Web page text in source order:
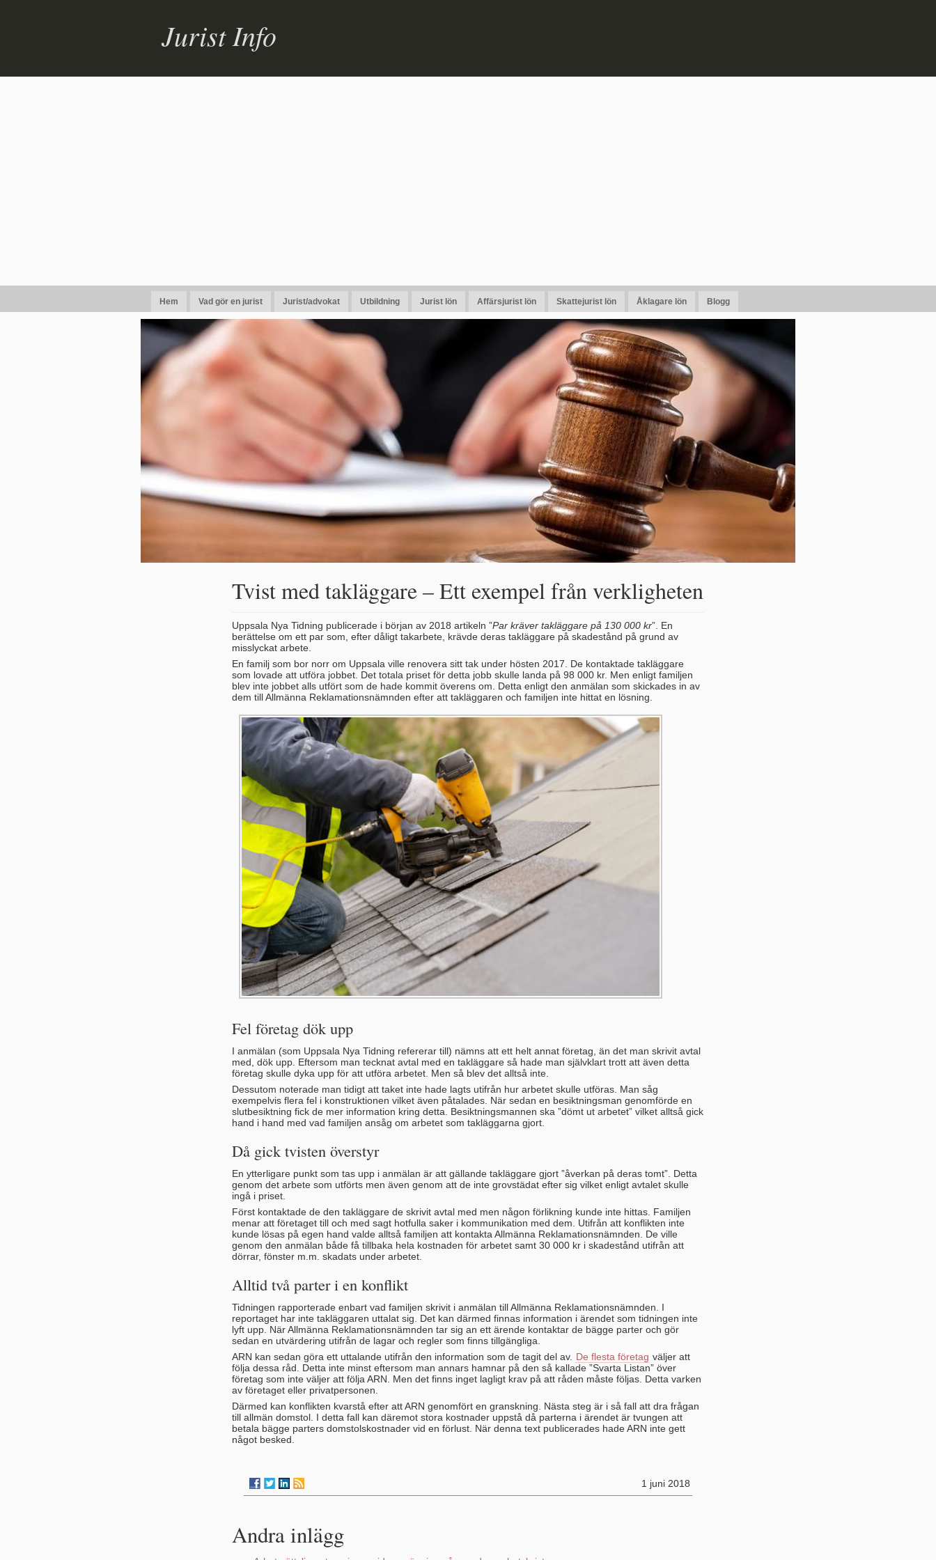
Jurist Info
Hem Vad gör en jurist Jurist/advokat Utbildning Jurist lön Affärsjurist lön Skattejurist lön Åklagare lön Blogg
Tvist med takläggare – Ett exempel från verkligheten
Uppsala Nya Tidning publicerade i början av 2018 artikeln ”Par kräver takläggare på 130 000 kr”. En
berättelse om ett par som, efter dåligt takarbete, krävde deras takläggare på skadestånd på grund av
misslyckat arbete.
En familj som bor norr om Uppsala ville renovera sitt tak under hösten 2017. De kontaktade takläggare
som lovade att utföra jobbet. Det totala priset för detta jobb skulle landa på 98 000 kr. Men enligt familjen
blev inte jobbet alls utfört som de hade kommit överens om. Detta enligt den anmälan som skickades in av
dem till Allmänna Reklamationsnämnden efter att takläggaren och familjen inte hittat en lösning.
Fel företag dök upp
I anmälan (som Uppsala Nya Tidning refererar till) nämns att ett helt annat företag, än det man skrivit avtal
med, dök upp. Eftersom man tecknat avtal med en takläggare så hade man självklart trott att även detta
företag skulle dyka upp för att utföra arbetet. Men så blev det alltså inte.
Dessutom noterade man tidigt att taket inte hade lagts utifrån hur arbetet skulle utföras. Man såg
exempelvis flera fel i konstruktionen vilket även påtalades. När sedan en besiktningsman genomförde en
slutbesiktning fick de mer information kring detta. Besiktningsmannen ska ”dömt ut arbetet” vilket alltså gick
hand i hand med vad familjen ansåg om arbetet som takläggarna gjort.
Då gick tvisten överstyr
En ytterligare punkt som tas upp i anmälan är att gällande takläggare gjort ”åverkan på deras tomt”. Detta
genom det arbete som utförts men även genom att de inte grovstädat efter sig vilket enligt avtalet skulle
ingå i priset.
Först kontaktade de den takläggare de skrivit avtal med men någon förlikning kunde inte hittas. Familjen
menar att företaget till och med sagt hotfulla saker i kommunikation med dem. Utifrån att konflikten inte
kunde lösas på egen hand valde alltså familjen att kontakta Allmänna Reklamationsnämnden. De ville
genom den anmälan både få tillbaka hela kostnaden för arbetet samt 30 000 kr i skadestånd utifrån att
dörrar, fönster m.m. skadats under arbetet.
Alltid två parter i en konflikt
Tidningen rapporterade enbart vad familjen skrivit i anmälan till Allmänna Reklamationsnämnden. I
reportaget har inte takläggaren uttalat sig. Det kan därmed finnas information i ärendet som tidningen inte
lyft upp. När Allmänna Reklamationsnämnden tar sig an ett ärende kontaktar de bägge parter och gör
sedan en utvärdering utifrån de lagar och regler som finns tillgängliga.
ARN kan sedan göra ett uttalande utifrån den information som de tagit del av. De flesta företag väljer att
följa dessa råd. Detta inte minst eftersom man annars hamnar på den så kallade ”Svarta Listan” över
företag som inte väljer att följa ARN. Men det finns inget lagligt krav på att råden måste följas. Detta varken
av företaget eller privatpersonen.
Därmed kan konflikten kvarstå efter att ARN genomfört en granskning. Nästa steg är i så fall att dra frågan
till allmän domstol. I detta fall kan däremot stora kostnader uppstå då parterna i ärendet är tvungen att
betala bägge parters domstolskostnader vid en förlust. När denna text publicerades hade ARN inte gett
något besked.
1 juni 2018
Andra inlägg